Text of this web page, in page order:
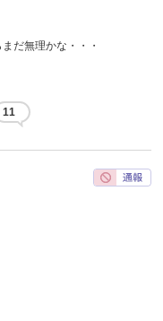
だ無理かな・・・
11